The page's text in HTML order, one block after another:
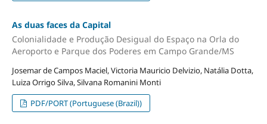
As duas faces da Capital
Colonialidade e Produção Desigual do Espaço na Orla do
Aeroporto e Parque dos Poderes em Campo Grande/MS
Josemar de Campos Maciel, Victoria Mauricio Delvizio, Natália Dotta,
Luiza Orrigo Silva, Silvana Romanini Monti
PDF/PORT (Portuguese (Brazil))